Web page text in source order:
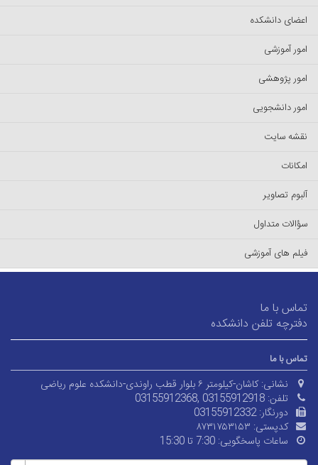
اعضای دانشکده
امور آموزشی
امور پژوهشی
امور دانشجویی
نقشه سایت
امکانات
آلبوم تصاویر
سؤالات متداول
فیلم های آموزشی
تماس با ما
دفترچه تلفن دانشکده
تماس با ما
نشانی: کاشان-کیلومتر ۶ بلوار قطب راوندی-دانشکده علوم ریاضی
تلفن: 03155912368, 03155912918
دورنگار:03155912332
کدپستی: ۸۷۳۱۷۵۳۱۵۳
ساعات پاسخگویی: 7:30 تا 15:30